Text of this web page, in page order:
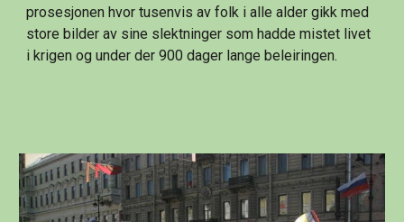
prosesjonen hvor tusenvis av folk i alle alder gikk med
store bilder av sine slektninger som hadde mistet livet
i krigen og under der 900 dager lange beleiringen.